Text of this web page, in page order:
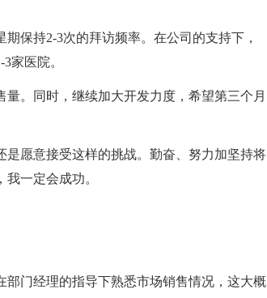
保持2-3次的拜访频率。在公司的支持下，
家医院。
。同时，继续加大开发力度，希望第三个月
愿意接受这样的挑战。勤奋、努力加坚持将
一定会成功。
门经理的指导下熟悉市场销售情况，这大概